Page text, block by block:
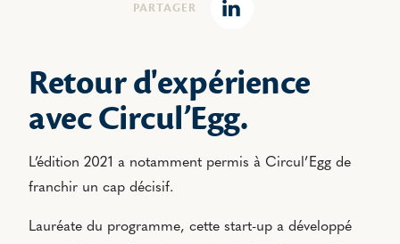
PARTAGER
Linkedin
Retour d'expérience
avec Circul’Egg.
L’édition 2021 a notamment permis à Circul’Egg de
franchir un cap décisif.
Lauréate du programme, cette start-up a développé